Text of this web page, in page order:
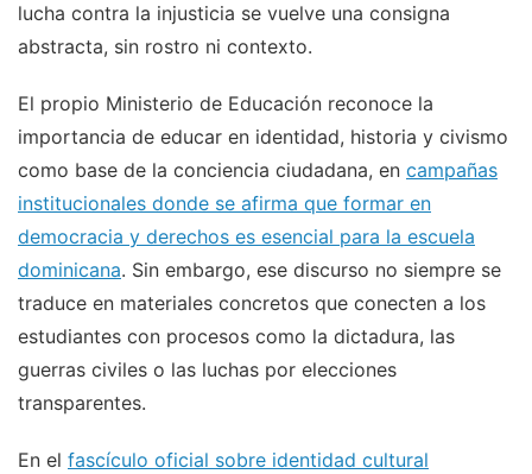
lucha contra la injusticia se vuelve una consigna
abstracta, sin rostro ni contexto.
El propio Ministerio de Educación reconoce la
importancia de educar en identidad, historia y civismo
como base de la conciencia ciudadana, en campañas
institucionales donde se afirma que formar en
democracia y derechos es esencial para la escuela
dominicana. Sin embargo, ese discurso no siempre se
traduce en materiales concretos que conecten a los
estudiantes con procesos como la dictadura, las
guerras civiles o las luchas por elecciones
transparentes.
En el fascículo oficial sobre identidad cultural